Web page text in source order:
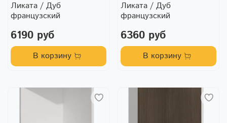
Ликата / Дуб
французский
6190 руб
В корзину
Ликата / Дуб
французский
6360 руб
В корзину